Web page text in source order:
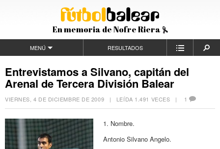
En memoria de Nofre Riera
MENÚ RESULTADOS
Entrevistamos a Silvano, capitán del
Arenal de Tercera División Balear
VIERNES, 4 DE DICIEMBRE DE 2009 | LEÍDA 1.491 VECES | 1
1. Nombre.
Antonio Silvano Angelo.